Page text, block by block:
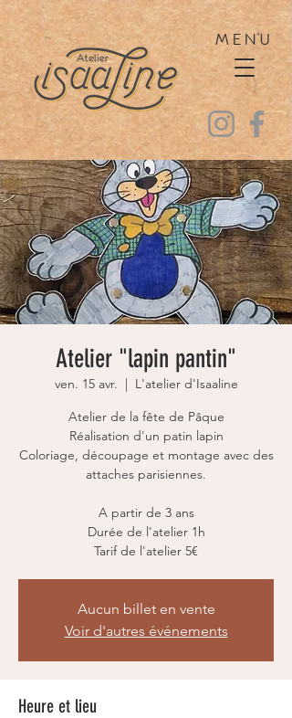
MENU
Atelier "lapin pantin"
ven. 15 avr.
  |
L'atelier d'Isaaline
Atelier de la fête de Pâque
Réalisation d'un patin lapin
Coloriage, découpage et montage avec des
attaches parisiennes.
A partir de 3 ans
Durée de l'atelier 1h
Tarif de l'atelier 5€
Aucun billet en vente
Voir d'autres événements
Heure et lieu